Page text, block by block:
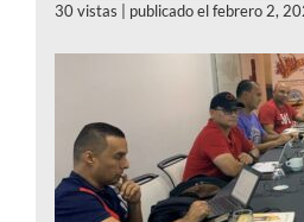
30 vistas publicado el febrero 2,